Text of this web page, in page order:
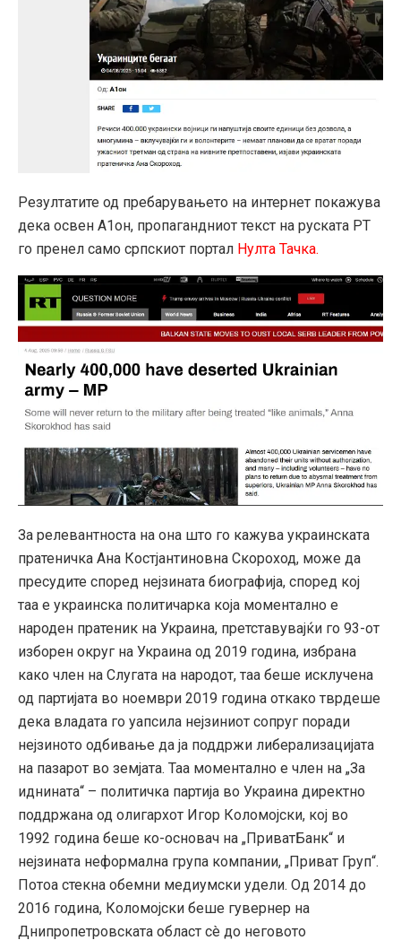
Резултатите од пребарувањето на интернет покажува
дека освен А1он, пропагандниот текст на руската РТ
го пренел само српскиот портал Нулта Тачка.
За релевантноста на она што го кажува украинската
пратеничка Ана Костјантиновна Скороход, може да
пресудите според нејзината биографија, според кој
таа е украинска политичарка која моментално е
народен пратеник на Украина, претставувајќи го 93-от
изборен округ на Украина од 2019 година, избрана
како член на Слугата на народот, таа беше исклучена
од партијата во ноември 2019 година откако тврдеше
дека владата го уапсила нејзиниот сопруг поради
нејзиното одбивање да ја поддржи либерализацијата
на пазарот во земјата. Таа моментално е член на „За
иднината“ – политичка партија во Украина директно
поддржана од олигархот Игор Коломојски, кој во
1992 година беше ко-основач на „ПриватБанк“ и
нејзината неформална група компании, „Приват Груп“.
Потоа стекна обемни медиумски удели. Од 2014 до
2016 година, Коломојски беше гувернер на
Днипропетровската област сè до неговото